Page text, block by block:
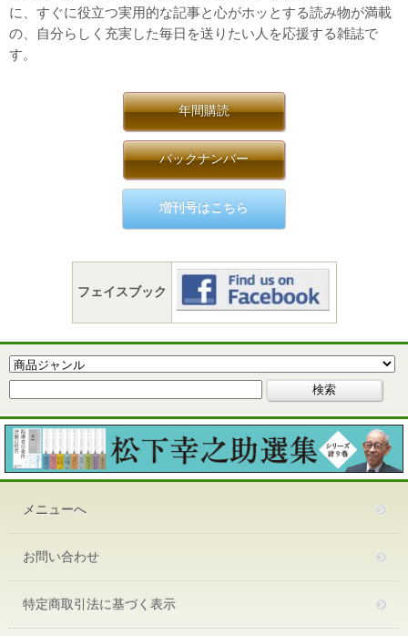
に、すぐに役立つ実用的な記事と心がホッとする読み物が満載
の、自分らしく充実した毎日を送りたい人を応援する雑誌で
す。
年間購読
バックナンバー
増刊号はこちら
フェイスブック
メニューへ
お問い合わせ
特定商取引法に基づく表示